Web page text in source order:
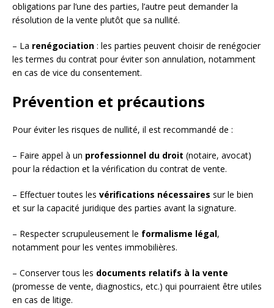
obligations par l’une des parties, l’autre peut demander la
résolution de la vente plutôt que sa nullité.
– La renégociation : les parties peuvent choisir de renégocier
les termes du contrat pour éviter son annulation, notamment
en cas de vice du consentement.
Prévention et précautions
Pour éviter les risques de nullité, il est recommandé de :
– Faire appel à un professionnel du droit (notaire, avocat)
pour la rédaction et la vérification du contrat de vente.
– Effectuer toutes les vérifications nécessaires sur le bien
et sur la capacité juridique des parties avant la signature.
– Respecter scrupuleusement le formalisme légal,
notamment pour les ventes immobilières.
– Conserver tous les documents relatifs à la vente
(promesse de vente, diagnostics, etc.) qui pourraient être utiles
en cas de litige.